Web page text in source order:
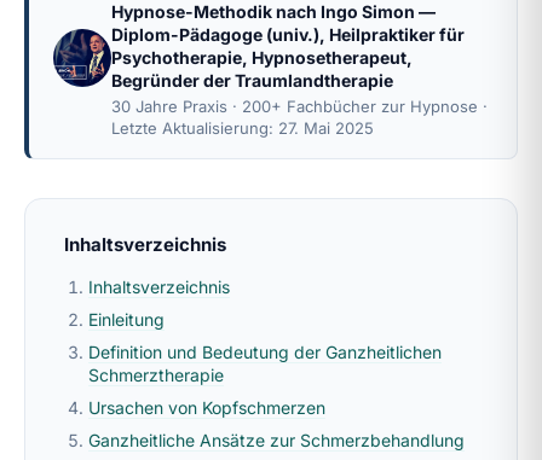
Hypnose-Methodik nach Ingo Simon —
Diplom-Pädagoge (univ.), Heilpraktiker für
Psychotherapie, Hypnosetherapeut,
Begründer der Traumlandtherapie
30 Jahre Praxis · 200+ Fachbücher zur Hypnose ·
Letzte Aktualisierung: 27. Mai 2025
Inhaltsverzeichnis
Inhaltsverzeichnis
Einleitung
Definition und Bedeutung der Ganzheitlichen
Schmerztherapie
Ursachen von Kopfschmerzen
Ganzheitliche Ansätze zur Schmerzbehandlung